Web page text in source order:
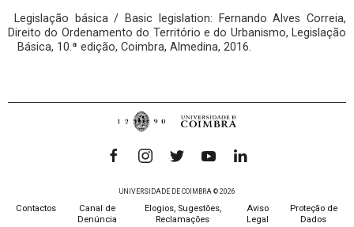
Legislação básica / Basic legislation: Fernando Alves Correia,
Direito do Ordenamento do Território e do Urbanismo, Legislação
Básica, 10.ª edição, Coimbra, Almedina, 2016.
UNIVERSIDADE DE COIMBRA © 2026
Contactos
Canal de
Denúncia
Elogios, Sugestões,
Reclamações
Aviso
Legal
Proteção de
Dados